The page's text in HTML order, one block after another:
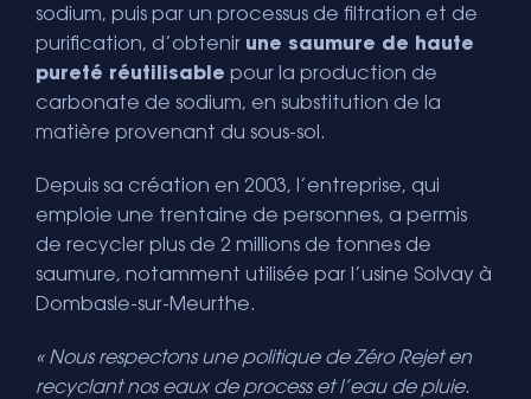
sodium, puis par un processus de filtration et de
purification, d’obtenir une saumure de haute
pureté réutilisable pour la production de
carbonate de sodium, en substitution de la
matière provenant du sous-sol.
Depuis sa création en 2003, l’entreprise, qui
emploie une trentaine de personnes, a permis
de recycler plus de 2 millions de tonnes de
saumure, notamment utilisée par l’usine Solvay à
Dombasle-sur-Meurthe.
« Nous respectons une politique de Zéro Rejet en
recyclant nos eaux de process et l’eau de pluie.